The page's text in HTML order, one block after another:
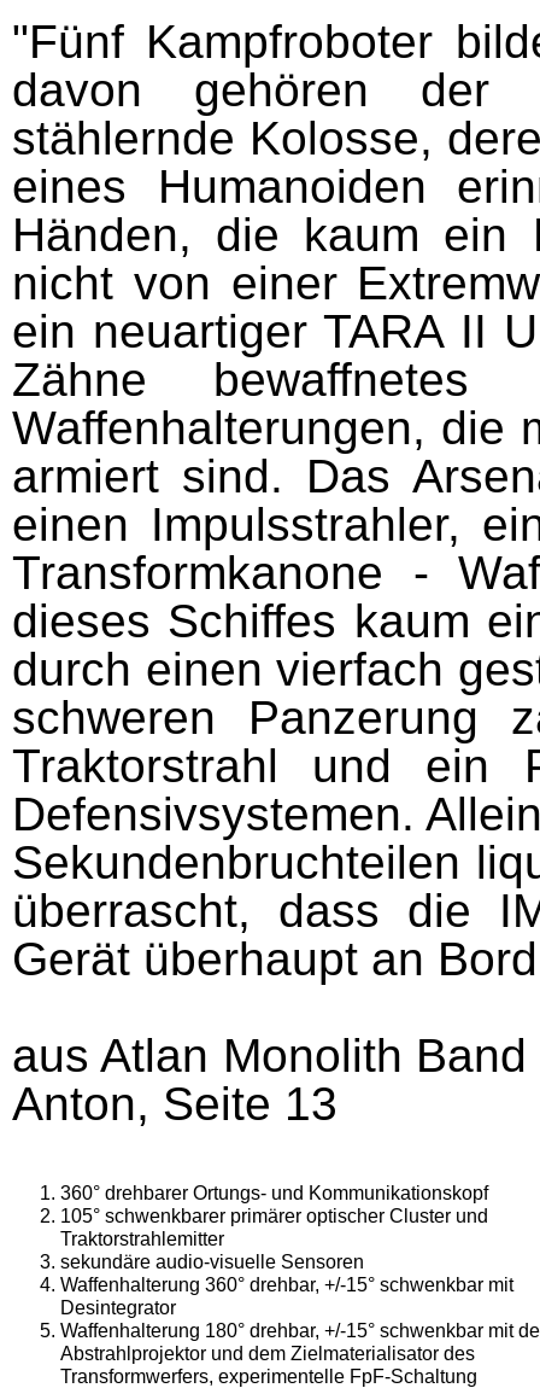
"Fünf Kampfroboter
davon gehören der
stählernde Kolosse,
eines Humanoiden
Händen, die kaum ein
nicht von einer
ein neuartiger TARA II
Zähne bewaffnetes
Waffenhalterungen, die
armiert sind. Das
einen Impulsstrahler,
Transform­kanone -
dieses Schiffes kaum
durch einen vierfach
schweren Panzerung
Traktorstrahl und ein
Defensivsystemen.
Sekundenbruchteilen
überrascht, dass die
Gerät überhaupt an
aus Atlan Monolith
Anton, Seite 13
360° drehbarer Ortungs- und Kommunikationskopf
105° schwenkbarer primärer optischer Cluster und
Traktorstrahlemitter
sekundäre audio-visuelle Sensoren
Waffenhalterung 360° drehbar, +/-15° schwenkbar mit
Desintegrator
Waffenhalterung 180° drehbar, +/-15° schwenkbar mit
Abstrahlprojektor und dem Zielmaterialisator des
Transformwerfers, experimentelle FpF-Schaltung